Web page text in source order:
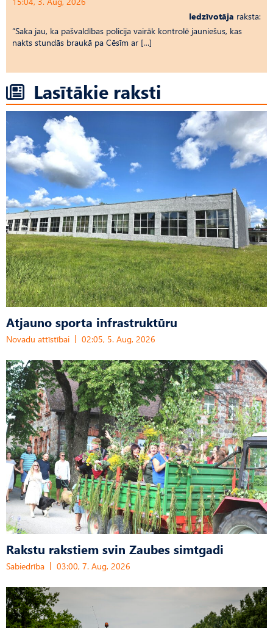
Iedzīvotāja raksta:
“Saka jau, ka pašvaldības policija vairāk kontrolē jauniešus, kas
nakts stundās braukā pa Cēsīm ar […]
Lasītākie raksti
Atjauno sporta infrastruktūru
Novadu attīstībai 02:05, 5. Aug, 2026
Rakstu rakstiem svin Zaubes simtgadi
Sabiedrība 03:00, 7. Aug, 2026